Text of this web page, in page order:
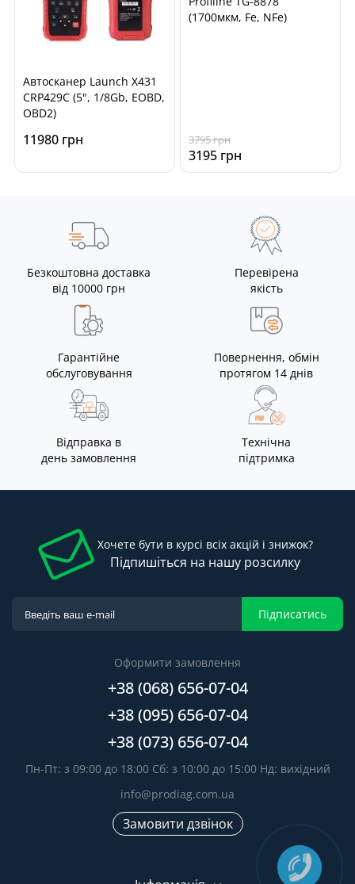
Автосканер Launch X431
CRP429C (5", 1/8Gb, EOBD,
OBD2)
11980 грн
(1700мкм, Fe, NFe)
3795 грн
3195 грн
Безкоштовна доставка
від 10000 грн
Перевірена
якість
Гарантійне
обслуговування
Повернення, обмін
протягом 14 днів
Відправка в
день замовлення
Технічна
підтримка
Хочете бути в курсі всіх акцій і знижок?
Підпишіться на нашу розсилку
Підписатись
Оформити замовлення
+38 (068) 656-07-04
+38 (095) 656-07-04
+38 (073) 656-07-04
Пн-Пт: з 09:00 до 18:00 Сб: з 10:00 до 15:00 Нд: вихідний
info@prodiag.com.ua
Замовити дзвінок